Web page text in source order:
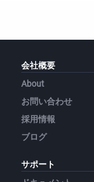
会社概要
About
お問い合わせ
採用情報
ブログ
サポート